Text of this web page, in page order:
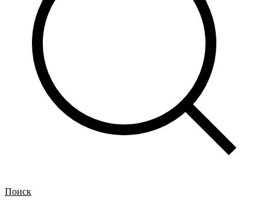
Поиск